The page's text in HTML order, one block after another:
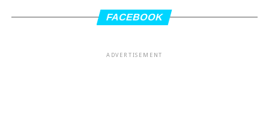
FACEBOOK
ADVERTISEMENT